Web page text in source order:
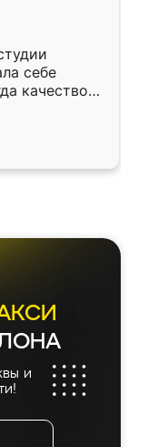
себе
качеством
уже почти
и